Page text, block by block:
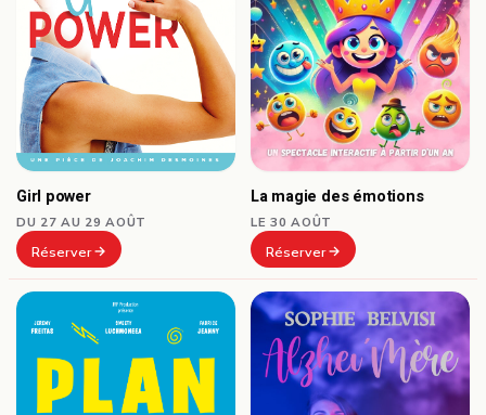
Girl power
DU 27 AU 29 AOÛT
Réserver
La magie des émotions
LE 30 AOÛT
Réserver